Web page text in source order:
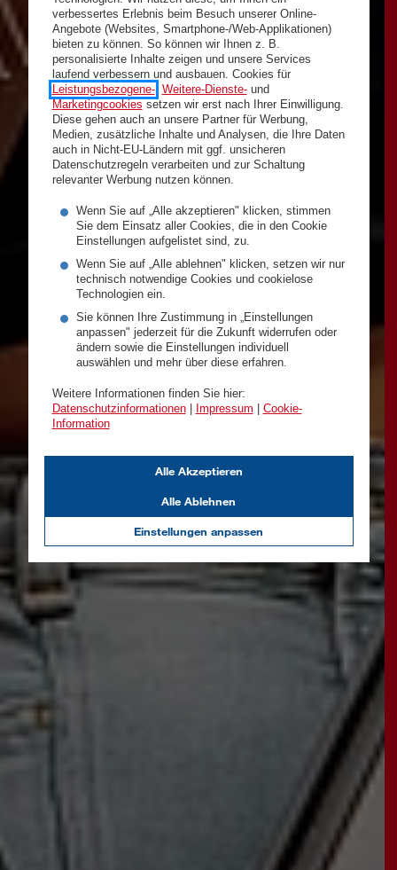
verbessertes Erlebnis beim Besuch unserer Online-
Angebote (Websites, Smartphone-/Web-Applikationen)
bieten zu können. So können wir Ihnen z. B.
personalisierte Inhalte zeigen und unsere Services
laufend verbessern und ausbauen. Cookies für
Leistungsbezogene-, Weitere-Dienste-und
Marketingcookies setzen wir erst nach Ihrer Einwilligung.
Diese gehen auch an unsere Partner für Werbung,
Medien, zusätzliche Inhalte und Analysen, die Ihre Daten
auch in Nicht-EU-Ländern mit ggf. unsicheren
Datenschutzregeln verarbeiten und zur Schaltung
relevanter Werbung nutzen können.
Wenn Sie auf „Alle akzeptieren" klicken, stimmen
Sie dem Einsatz aller Cookies, die in den Cookie
Einstellungen aufgelistet sind, zu.
Wenn Sie auf „Alle ablehnen" klicken, setzen wir nur
technisch notwendige Cookies und cookielose
Technologien ein.
Sie können Ihre Zustimmung in „Einstellungen
anpassen" jederzeit für die Zukunft widerrufen oder
ändern sowie die Einstellungen individuell
auswählen und mehr über diese erfahren.
Weitere Informationen finden Sie hier:
Datenschutzinformationen| Impressum
Cookie-
Information
Einstellungen anpassen
Alle Ablehnen
Alle Akzeptieren